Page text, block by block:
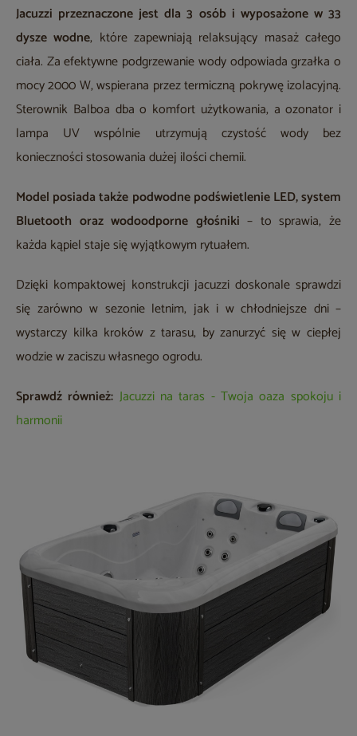
Jacuzzi przeznaczone jest dla 3 osób i wyposażone w 33
dysze wodne, które zapewniają relaksujący masaż całego
ciała. Za efektywne podgrzewanie wody odpowiada grzałka o
mocy 2000 W, wspierana przez termiczną pokrywę izolacyjną.
Sterownik Balboa dba o komfort użytkowania, a ozonator i
lampa UV wspólnie utrzymują czystość wody bez
konieczności stosowania dużej ilości chemii.
Model posiada także podwodne podświetlenie LED, system
Bluetooth oraz wodoodporne głośniki – to sprawia, że
każda kąpiel staje się wyjątkowym rytuałem.
Dzięki kompaktowej konstrukcji jacuzzi doskonale sprawdzi
się zarówno w sezonie letnim, jak i w chłodniejsze dni –
wystarczy kilka kroków z tarasu, by zanurzyć się w ciepłej
wodzie w zaciszu własnego ogrodu.
Sprawdź również: Jacuzzi na taras - Twoja oaza spokoju i
harmonii